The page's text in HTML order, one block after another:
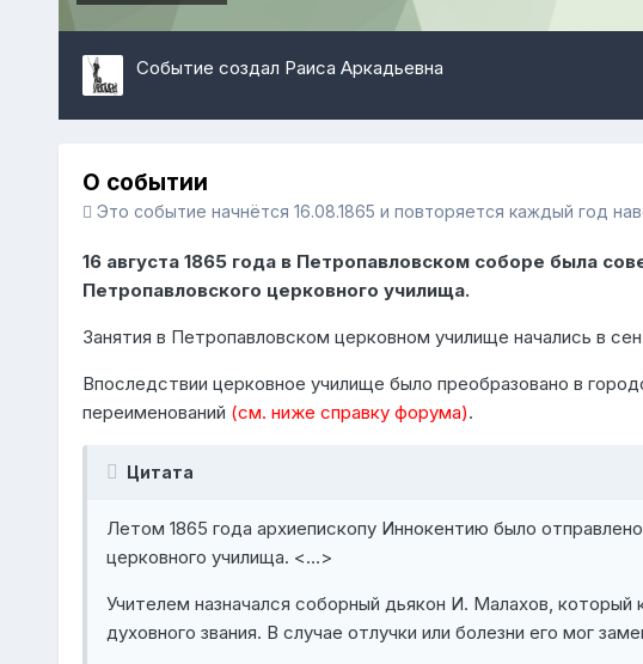
Событие создал Раиса Аркадьевна
О событии
Это событие начнётся 16.08.1865 и повторяется каждый год
16 августа 1865 года в Петропавловском соборе была
Петропавловского церковного училища.
Занятия в Петропавловском церковном училище начались в
Впоследствии церковное училище было преобразовано в
переименований (см. ниже справку форума).
Цитата
Летом 1865 года архиепископу Иннокентию было
церковного училища. <…>
Учителем назначался соборный дьякон И. Малахов,
духовного звания. В случае отлучки или болезни его мог